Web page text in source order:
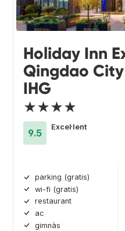
Holiday Inn
Qingdao
IHG
★★★★
9.5
Excel·lent
parking (gratis)
wi-fi (gratis)
restaurant
ac
gimnàs